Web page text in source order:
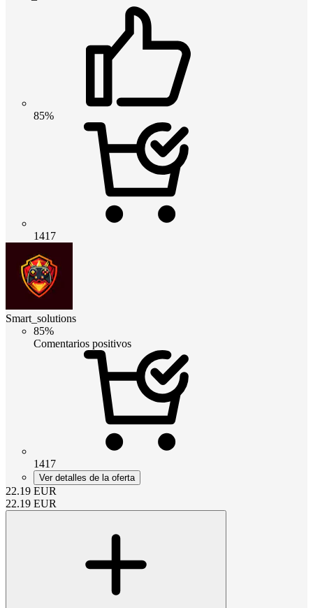
85%
1417
Smart_solutions
85%
Comentarios positivos
1417
Ver detalles de la oferta
22.19 EUR
22.19 EUR